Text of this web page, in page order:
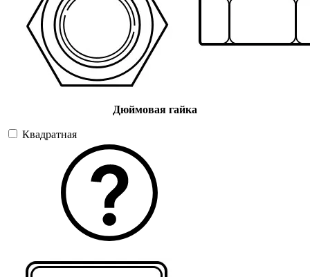
Дюймовая гайка
Квадратная